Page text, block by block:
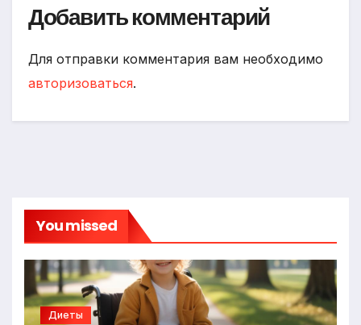
Добавить комментарий
Для отправки комментария вам необходимо
авторизоваться.
You missed
Диеты